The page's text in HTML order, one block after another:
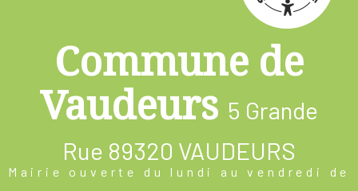
Commune de
Vaudeurs 5 Grande
Rue 89320 VAUDEURS
Mairie ouverte du lundi au vendredi de